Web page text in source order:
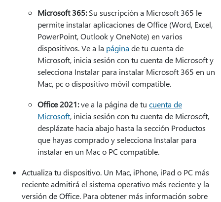
Microsoft 365:Su suscripción a Microsoft 365 le
permite instalar aplicaciones de Office (Word, Excel,
PowerPoint, Outlook y OneNote) en varios
dispositivos. Ve a la página de tu cuenta de
Microsoft, inicia sesión con tu cuenta de Microsoft y
selecciona Instalar para instalar Microsoft 365 en un
Mac, pc o dispositivo móvil compatible.
Office 2021:ve a la página de tu cuenta de
Microsoft, inicia sesión con tu cuenta de Microsoft,
desplázate hacia abajo hasta la sección Productos
que hayas comprado y selecciona Instalar para
instalar en un Mac o PC compatible.
Actualiza tu dispositivo. Un Mac, iPhone, iPad o PC más
reciente admitirá el sistema operativo más reciente y la
versión de Office. Para obtener más información sobre